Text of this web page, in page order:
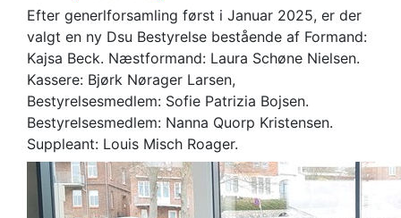
Efter generlforsamling først i Januar 2025, er der
valgt en ny Dsu Bestyrelse bestående af Formand:
Kajsa Beck. Næstformand: Laura Schøne Nielsen.
Kassere: Bjørk Nørager Larsen,
Bestyrelsesmedlem: Sofie Patrizia Bojsen.
Bestyrelsesmedlem: Nanna Quorp Kristensen.
Suppleant: Louis Misch Roager.